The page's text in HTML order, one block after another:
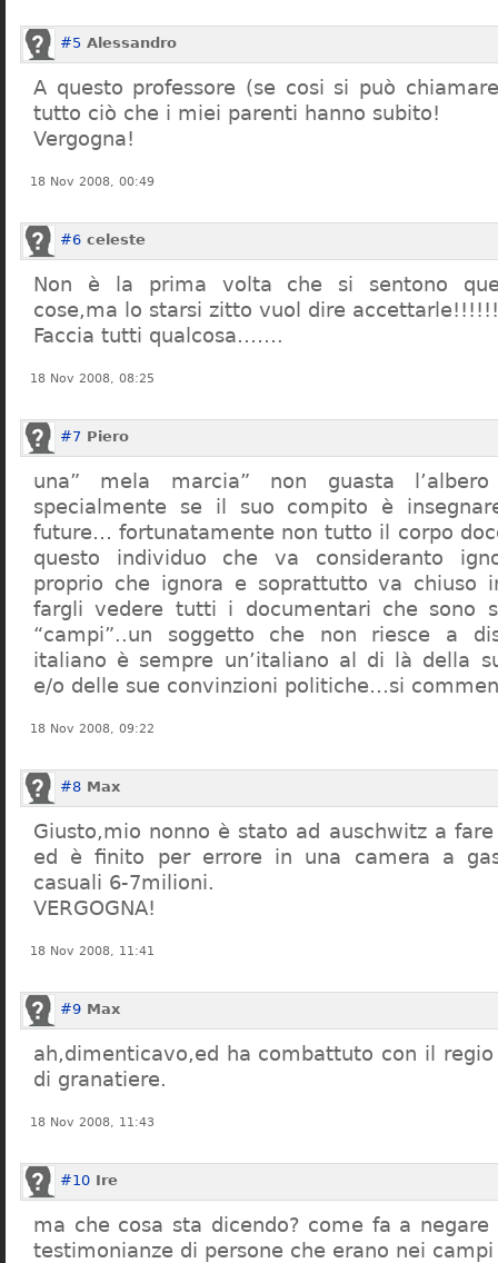
#5 Alessandro
A questo professore (se cosi si può
tutto ciò che i miei parenti hanno subito!
Vergogna!
18 Nov 2008, 00:49
#6 celeste
Non è la prima volta che si sentono
cose,ma lo starsi zitto vuol dire accettarle!!!!!!
Faccia tutti qualcosa…….
18 Nov 2008, 08:25
#7 Piero
una” mela marcia” non guasta
specialmente se il suo compito è
future… fortunatamente non tutto il corpo
questo individuo che va consideranto
proprio che ignora e soprattutto va chiuso
fargli vedere tutti i documentari che sono
“campi”..un soggetto che non riesce a
italiano è sempre un’italiano al di là della
e/o delle sue convinzioni politiche…si
18 Nov 2008, 09:22
#8 Max
Giusto,mio nonno è stato ad auschwitz a
ed è finito per errore in una camera a
casuali 6-7milioni.
VERGOGNA!
18 Nov 2008, 11:41
#9 Max
ah,dimenticavo,ed ha combattuto con il
di granatiere.
18 Nov 2008, 11:43
#10 Ire
ma che cosa sta dicendo? come fa a
testimonianze di persone che erano nei campi